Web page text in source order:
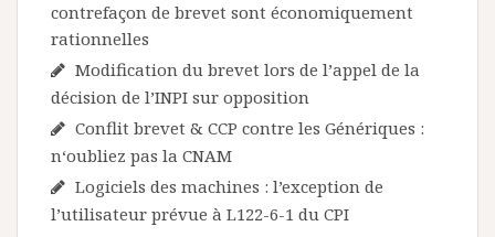
contrefaçon de brevet sont économiquement
rationnelles
Modification du brevet lors de l’appel de la
décision de l’INPI sur opposition
Conflit brevet & CCP contre les Génériques :
n‘oubliez pas la CNAM
Logiciels des machines : l’exception de
l’utilisateur prévue à L122-6-1 du CPI